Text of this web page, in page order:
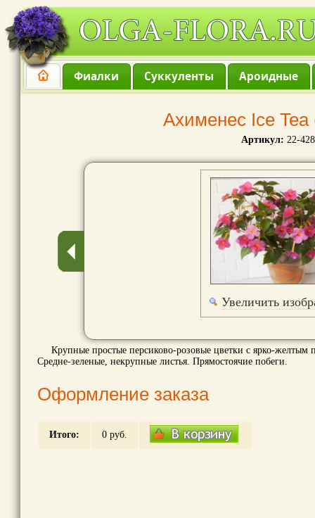
Фиалки Суккуленты Ароидные
Ахименес Ice Tea
Артикул: 22-428
Увеличить
Крупные простые персиково-розовые цветки с ярко-желтым
Средне-зеленые, некрупные листья. Прямостоячие побеги.
Оформление заказа
Итого: 0 руб.